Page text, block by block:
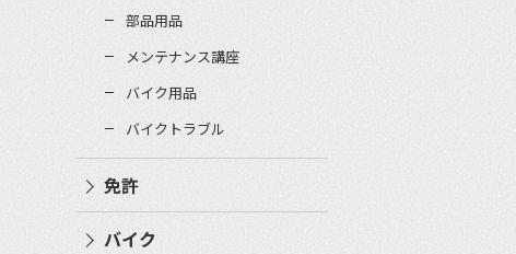
部品用品
メンテナンス講座
バイク用品
バイクトラブル
免許
バイク